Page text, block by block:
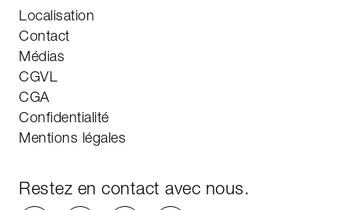
Localisation
Contact
Médias
CGVL
CGA
Confidentialité
Mentions légales
Restez en contact avec nous.